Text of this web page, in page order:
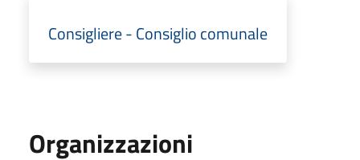
Consigliere - Consiglio comunale
Organizzazioni